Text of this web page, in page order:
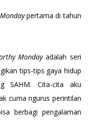
pertama di tahun
Mondayadalah seri
tips-tips gaya hidup
SAHM. Cita-cita aku
cuma ngurus perintilan
berbagi pengalaman